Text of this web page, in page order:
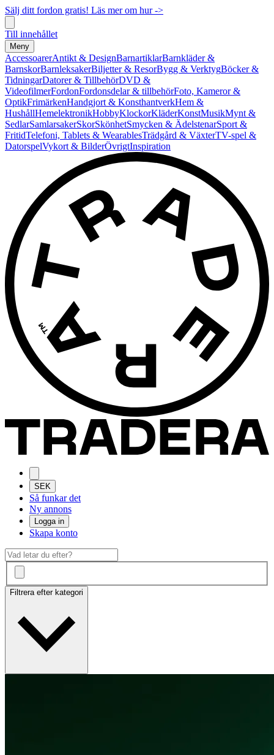
Sälj ditt fordon gratis! Läs mer om hur ->
Till innehållet
Meny
AccessoarerAntikt & DesignBarnartiklarBarnkläder &
BarnskorBarnleksakerBiljetter & ResorBygg & VerktygBöcker &
TidningarDatorer & TillbehörDVD &
VideofilmerFordonFordonsdelar & tillbehörFoto, Kameror &
OptikFrimärkenHandgjort & KonsthantverkHem &
HushållHemelektronikHobbyKlockorKläderKonstMusikMynt &
SedlarSamlarsakerSkorSkönhetSmycken & ÄdelstenarSport &
FritidTelefoni, Tablets & WearablesTrädgård & VäxterTV-spel &
DatorspelVykort & BilderÖvrigtInspiration
SEK
Så funkar det
Ny annons
Logga in
Skapa konto
Filtrera efter kategori